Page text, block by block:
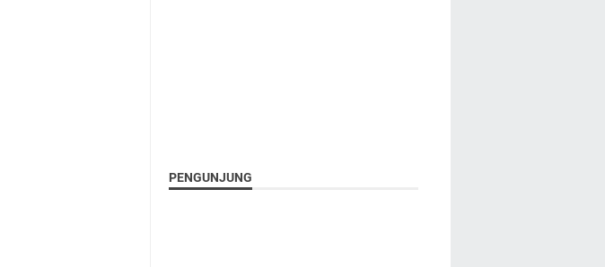
PENGUNJUNG